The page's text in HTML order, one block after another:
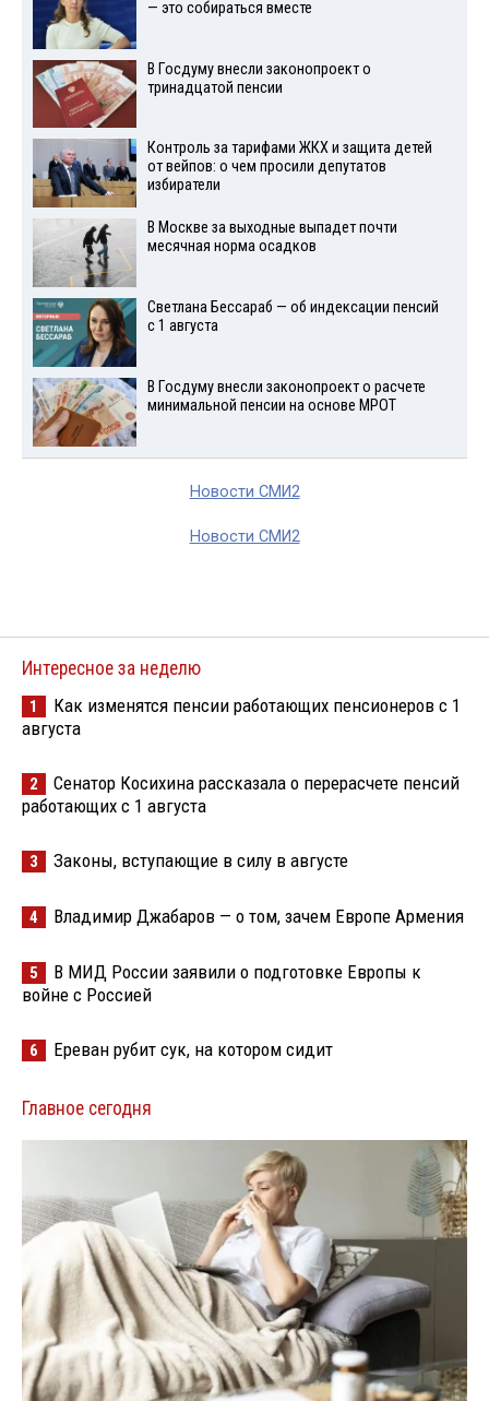
— это собираться вместе
В Госдуму внесли законопроект о
тринадцатой пенсии
Контроль за тарифами ЖКХ и защита детей
от вейпов: о чем просили депутатов
избиратели
В Москве за выходные выпадет почти
месячная норма осадков
Светлана Бессараб — об индексации пенсий
с 1 августа
В Госдуму внесли законопроект о расчете
минимальной пенсии на основе МРОТ
Новости СМИ2
Новости СМИ2
Интересное за неделю
1
Как изменятся пенсии работающих пенсионеров с 1
августа
2
Сенатор Косихина рассказала о перерасчете пенсий
работающих с 1 августа
3 Законы, вступающие в силу в августе
4 Владимир Джабаров — о том, зачем Европе Армения
5
В МИД России заявили о подготовке Европы к
войне с Россией
6 Ереван рубит сук, на котором сидит
Главное сегодня